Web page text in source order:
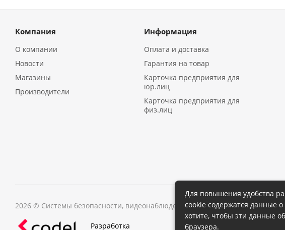
Компания
О компании
Новости
Магазины
Производители
Информация
Оплата и доставка
Гарантия на товар
Карточка предприятия для
юр.лиц
Карточка предприятия для
физ.лиц
2026 © Системы безопасности, видеонаблюдения в ИркутскеПолитика
Разработка
Для повышения удобства
cookie содержатся данные
хотите, чтобы эти данные
браузера.